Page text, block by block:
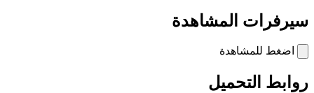
سيرفرات المشاهدة
اضغط للمشاهدة
روابط التحميل